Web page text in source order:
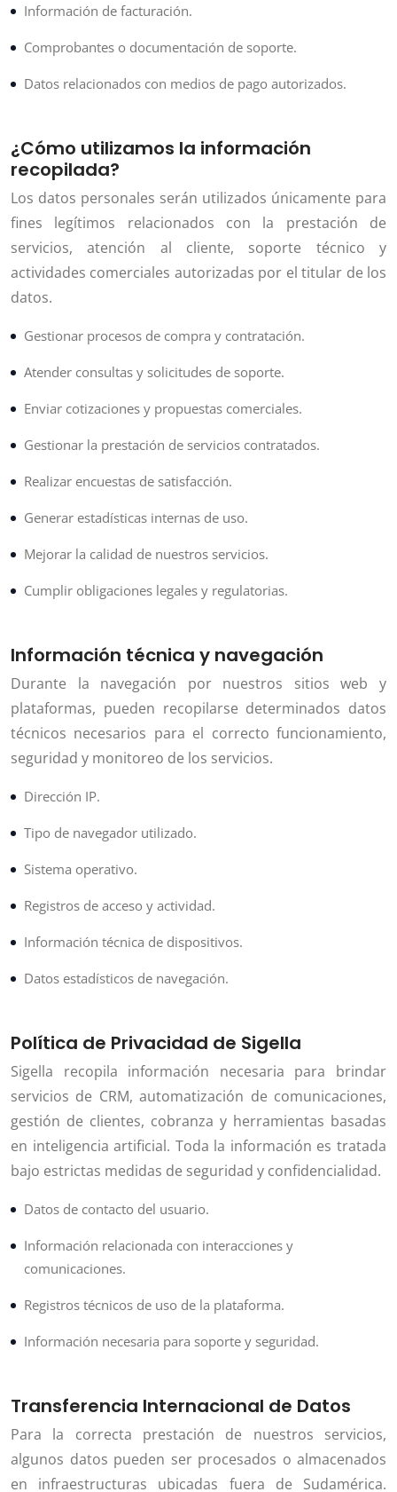
Información de facturación.
Comprobantes o documentación de soporte.
Datos relacionados con medios de pago autorizados.
¿Cómo utilizamos la información
recopilada?
Los datos personales serán utilizados únicamente para
fines legítimos relacionados con la prestación de
servicios, atención al cliente, soporte técnico y
actividades comerciales autorizadas por el titular de los
datos.
Gestionar procesos de compra y contratación.
Atender consultas y solicitudes de soporte.
Enviar cotizaciones y propuestas comerciales.
Gestionar la prestación de servicios contratados.
Realizar encuestas de satisfacción.
Generar estadísticas internas de uso.
Mejorar la calidad de nuestros servicios.
Cumplir obligaciones legales y regulatorias.
Información técnica y navegación
Durante la navegación por nuestros sitios web y
plataformas, pueden recopilarse determinados datos
técnicos necesarios para el correcto funcionamiento,
seguridad y monitoreo de los servicios.
Dirección IP.
Tipo de navegador utilizado.
Sistema operativo.
Registros de acceso y actividad.
Información técnica de dispositivos.
Datos estadísticos de navegación.
Política de Privacidad de Sigella
Sigella recopila información necesaria para brindar
servicios de CRM, automatización de comunicaciones,
gestión de clientes, cobranza y herramientas basadas
en inteligencia artificial. Toda la información es tratada
bajo estrictas medidas de seguridad y confidencialidad.
Datos de contacto del usuario.
Información relacionada con interacciones y
comunicaciones.
Registros técnicos de uso de la plataforma.
Información necesaria para soporte y seguridad.
Transferencia Internacional de Datos
Para la correcta prestación de nuestros servicios,
algunos datos pueden ser procesados o almacenados
en infraestructuras ubicadas fuera de Sudamérica.